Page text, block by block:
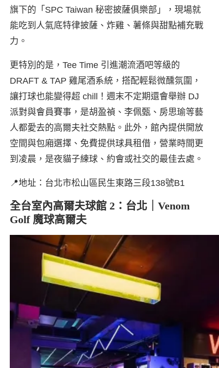
旗下的「SPC Taiwan 秘密披薩俱樂部」，現場就
能吃到人氣底特律披薩、炸雞、薯條與甜點補充戰
力。
更特別的是，Tee Time 引進潮流酒吧等級的
DRAFT & TAP 雞尾酒系統，搭配輕鬆微醺氛圍，
讓打球也能變得超 chill！週末不定期還會舉辦 DJ
派對與會員賽事，是胡盈禎、李佩甄、房思瑜等藝
人都愛去的高爾夫社交熱點。此外，館內提供開放
空間與包廂選擇、免費提供球具租借，營業時間更
到凌晨，是夜貓子練球、約會或社交的最佳去處。
📍地址：台北市松山區民生東路三段138號B1
全台室內高爾夫球館 2：台北｜Venom
Golf 魔球高爾夫